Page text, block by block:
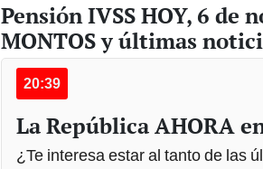
Pensión IVSS HOY, 6 de
MONTOS y últimas
20:39
La República AHORA
¿Te interesa estar al tanto de las